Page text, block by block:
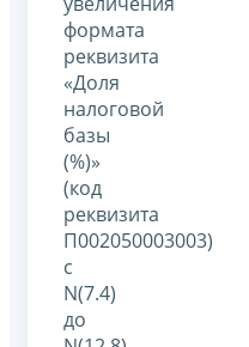
формата
реквизита
«Доля
налоговой
базы
(%)»
(код
реквизита
П002050003003)
с
N(7.4)
до